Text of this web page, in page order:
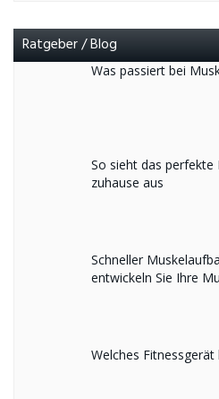
Ratgeber / Blog
Was passiert bei
So sieht das perfekte
zuhause aus
Schneller
entwickeln Sie Ihre
Welches